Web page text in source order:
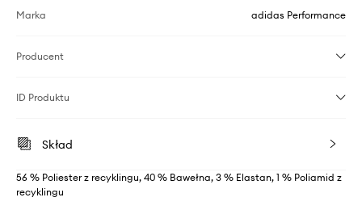
Marka adidas Performance
Producent
ID Produktu
Skład
56 % Poliester z recyklingu, 40 % Bawełna, 3 % Elastan, 1 % Poliamid z
recyklingu